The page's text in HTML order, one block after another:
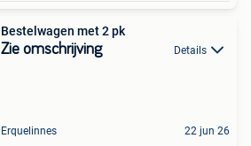
Bestelwagen met 2 pk
Zie omschrijving Details
Erquelinnes 22 jun 26